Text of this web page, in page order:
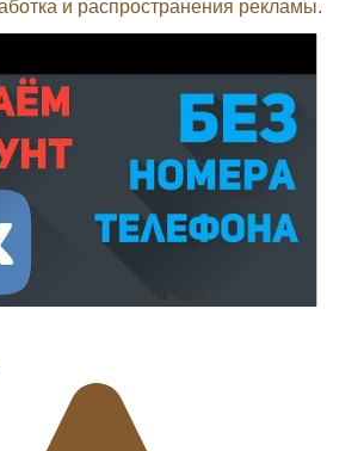
и распространения рекламы.